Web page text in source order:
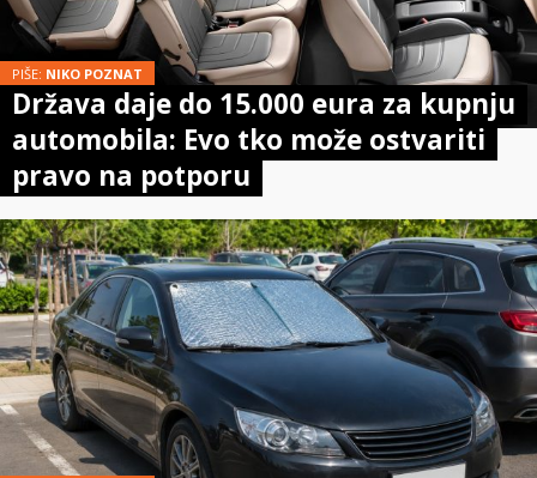
PIŠE: NIKO POZNAT
Država daje do 15.000 eura za kupnju
automobila: Evo tko može ostvariti
pravo na potporu